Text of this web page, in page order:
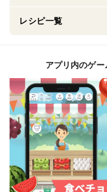
レシピ一覧
アプリ内のゲー